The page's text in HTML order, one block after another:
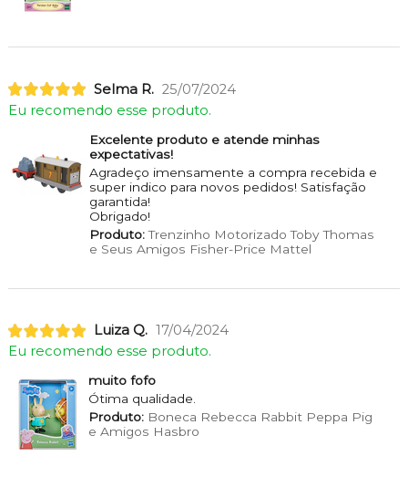
Selma R. 25/07/2024
Eu recomendo esse produto.
Excelente produto e atende minhas
expectativas!
Agradeço imensamente a compra recebida e
super indico para novos pedidos! Satisfação
garantida!
Obrigado!
Produto:Trenzinho Motorizado Toby Thomas
e Seus Amigos Fisher-Price Mattel
Luiza Q. 17/04/2024
Eu recomendo esse produto.
muito fofo
Ótima qualidade.
Produto:Boneca Rebecca Rabbit Peppa Pig
e Amigos Hasbro